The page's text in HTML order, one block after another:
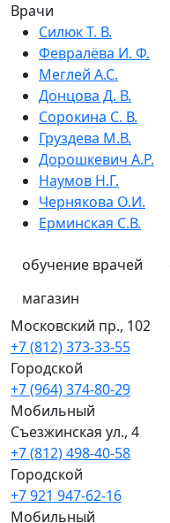
Врачи
Силюк Т. В.
Февралёва И. Ф.
Меглей А.С.
Донцова Д. В.
Сорокина С. В.
Груздева М.В.
Дорошкевич А.Р.
Наумов Н.Г.
Чернякова О.И.
Ерминская С.В.
обучение врачей
магазин
Московский пр., 102
+7 (812) 373-33-55
Городской
+7 (964) 374-80-29
Мобильный
Съезжинская ул., 4
+7 (812) 498-40-58
Городской
+7 921 947-62-16
Мобильный